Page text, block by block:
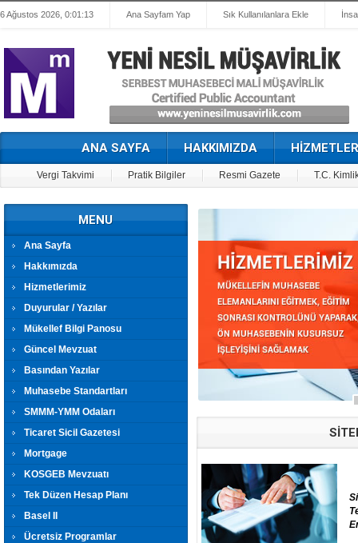
6 Ağustos 2026, 0:01:13 Ana Sayfam Yap Sık Kullanılanlara Ekle
ANA SAYFA HAKKIMIZDA
Vergi Takvimi Pratik Bilgiler Resmi Gazete T.C.
MENU
Ana Sayfa
Hakkımızda
Hizmetlerimiz
Duyurular / Yazılar
Mükellef Bilgi Panosu
Güncel Mevzuat
Basından Yazılar
Muhasebe Standartları
SMMM-YMM Odaları
Ticaret Sicil Gazetesi
Mortgage
KOSGEB Mevzuatı
Tek Düzen Hesap Planı
Basel II
Ücretsiz Programlar